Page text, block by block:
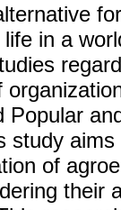
in a
Popular
study
of
their